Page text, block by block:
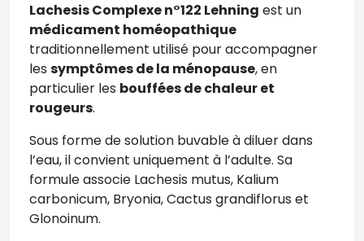
Lachesis Complexe n°122 Lehning est un
médicament homéopathique
traditionnellement utilisé pour accompagner
les symptômes de la ménopause, en
particulier les bouffées de chaleur et
rougeurs.
Sous forme de solution buvable à diluer dans
l’eau, il convient uniquement à l’adulte. Sa
formule associe Lachesis mutus, Kalium
carbonicum, Bryonia, Cactus grandiflorus et
Glonoinum.